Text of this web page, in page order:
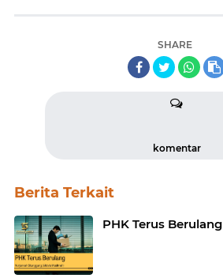
SHARE
komentar
Berita Terkait
PHK Terus Berulang